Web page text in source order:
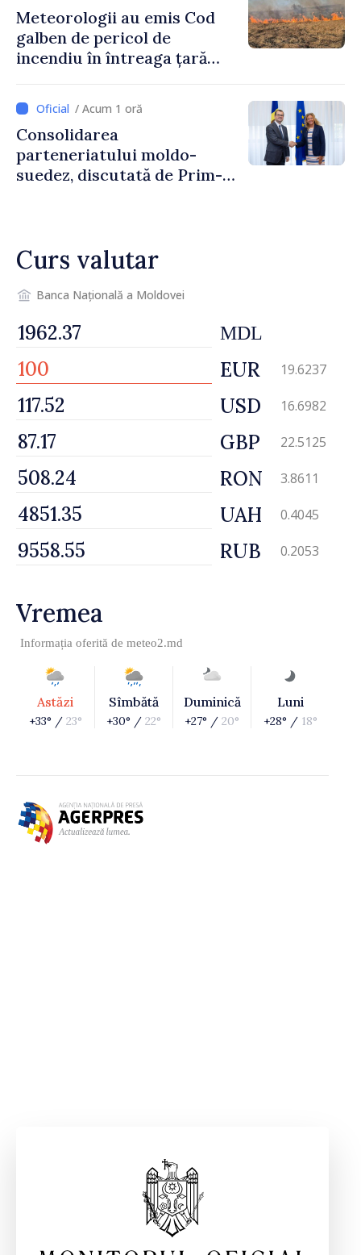
Meteorologii au emis Cod
galben de pericol de
incendiu în întreaga țară
/ Acum 1 oră
Consolidarea
parteneriatului moldo-
suedez, discutată de Prim-
Curs valutar
Banca Națională a Moldovei
MDL
EUR 19.6237
USD 16.6982
GBP 22.5125
RON 3.8611
UAH 0.4045
RUB 0.2053
Vremea
Informația oferită de meteo2.md
Astăzi
+33° / 23°
Sîmbătă
+30° / 22°
Duminică
+27° / 20°
Luni
+28° / 18°